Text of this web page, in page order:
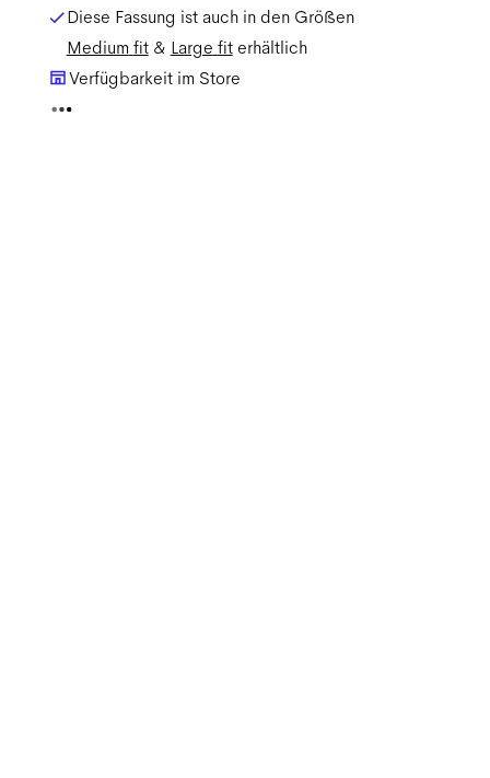
Diese Fassung ist auch in den Größen
Medium fit& Large fit erhältlich
Verfügbarkeit im Store